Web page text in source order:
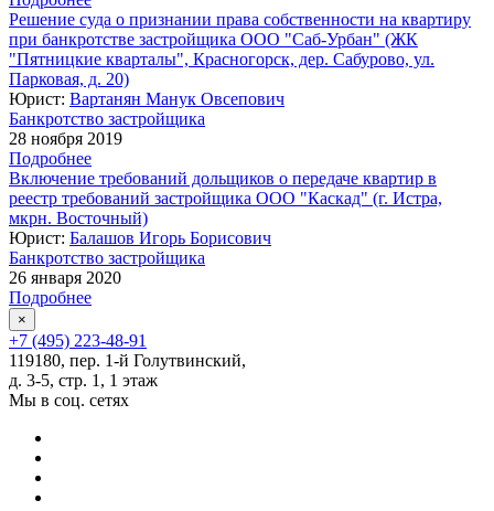
Решение суда о признании права собственности на квартиру
при банкротстве застройщика ООО "Саб-Урбан" (ЖК
"Пятницкие кварталы", Красногорск, дер. Сабурово, ул.
Парковая, д. 20)
Юрист: Вартанян Манук Овсепович
Банкротство застройщика
28 ноября 2019
Подробнее
Включение требований дольщиков о передаче квартир в
реестр требований застройщика ООО "Каскад" (г. Истра,
мкрн. Восточный)
Юрист: Балашов Игорь Борисович
Банкротство застройщика
26 января 2020
Подробнее
×
+7 (495) 223-48-91
119180, пер. 1-й Голутвинский,
д. 3-5, стр. 1, 1 этаж
Мы в соц. сетях